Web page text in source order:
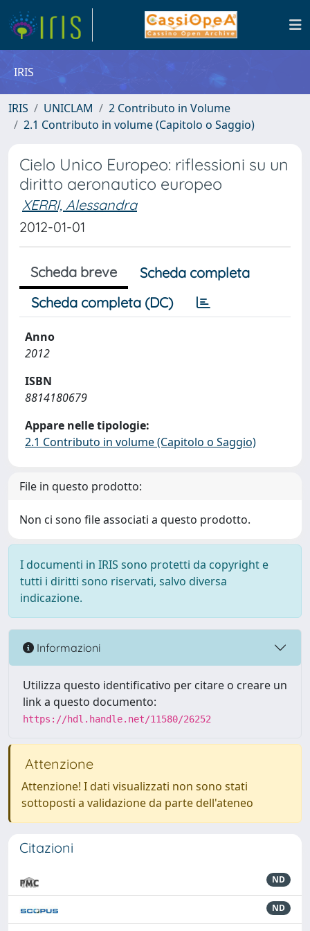
IRIS
IRIS UNICLAM
2 Contributo in Volume
2.1 Contributo in volume (Capitolo o Saggio)
Cielo Unico Europeo: riflessioni su un
diritto aeronautico europeo
XERRI, Alessandra
2012-01-01
Scheda breve
Scheda completa
Scheda completa (DC)
Anno
2012
ISBN
8814180679
Appare nelle tipologie:
2.1 Contributo in volume (Capitolo o Saggio)
File in questo prodotto:
Non ci sono file associati a questo prodotto.
I documenti in IRIS sono protetti da copyright e
tutti i diritti sono riservati, salvo diversa
indicazione.
Informazioni
Utilizza questo identificativo per citare o creare un
link a questo documento:
https://hdl.handle.net/11580/26252
Attenzione
Attenzione! I dati visualizzati non sono stati
sottoposti a validazione da parte dell'ateneo
Citazioni
ND
ND